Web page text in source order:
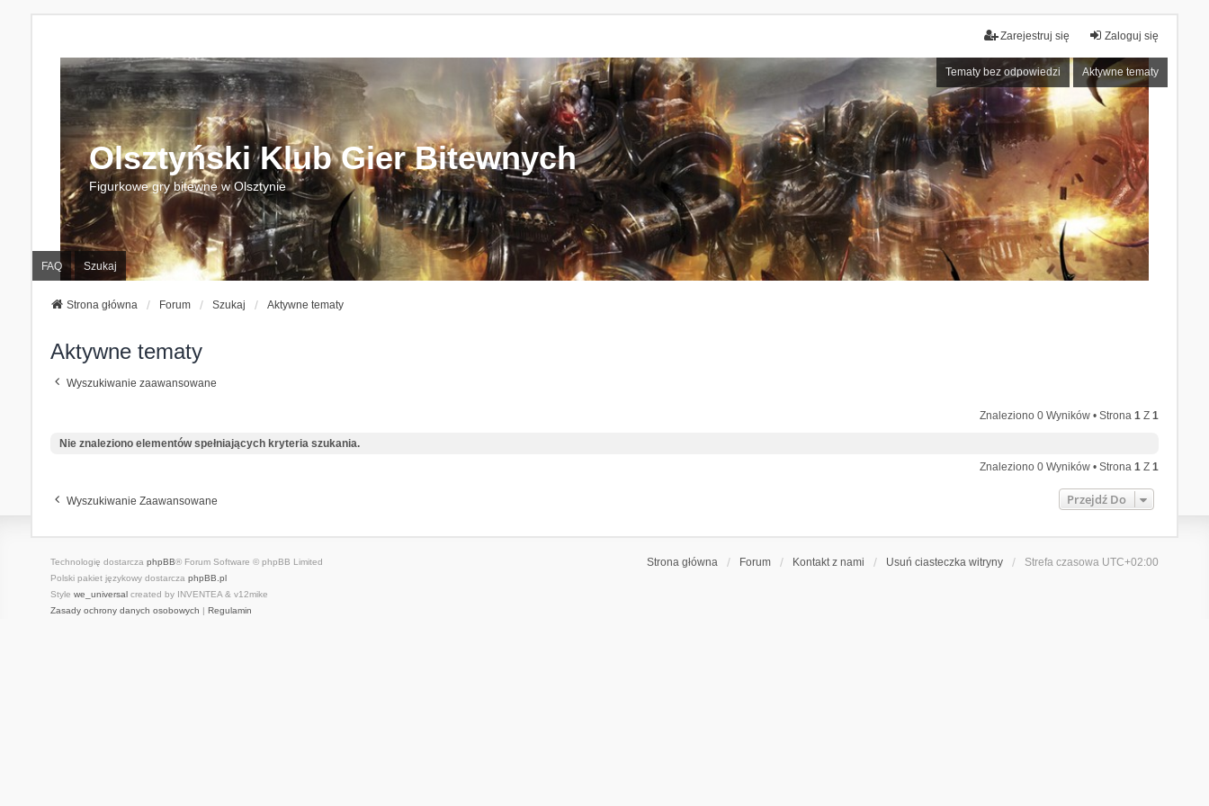
Zaloguj się
Zarejestruj się
Tematy bez odpowiedzi Aktywne tematy
Olsztyński Klub Gier Bitewnych
Figurkowe gry bitewne w Olsztynie
FAQ Szukaj
Strona główna Forum Szukaj Aktywne tematy
Aktywne tematy
Wyszukiwanie zaawansowane
Znaleziono 0 Wyników • Strona1 Z1
Nie znaleziono elementów spełniających kryteria szukania.
Znaleziono 0 Wyników • Strona1 Z1
Wyszukiwanie Zaawansowane Przejdź Do
Strona główna Forum Kontakt z nami Usuń ciasteczka witryny Strefa czasowa UTC+02:00
Technologię dostarcza phpBB® Forum Software © phpBB Limited
Polski pakiet językowy dostarcza phpBB.pl
Style we_universalcreated by INVENTEA & v12mike
Zasady ochrony danych osobowych | Regulamin